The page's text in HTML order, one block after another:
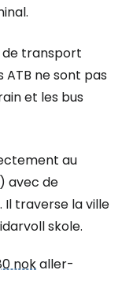
de transport
ne sont pas
et les bus
au
avec de
traverse la ville
skole.
nokaller-